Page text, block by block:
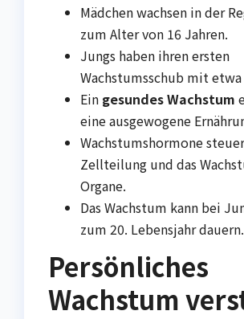
Mädchen wachsen in der
zum Alter von 16 Jahren.
Jungs haben ihren ersten
Wachstumsschub mit etwa
Ein gesundes Wachstum
eine ausgewogene
Wachstumshormone
Zellteilung und das
Organe.
Das Wachstum kann bei
zum 20. Lebensjahr dauern.
Persönliches
Wachstum